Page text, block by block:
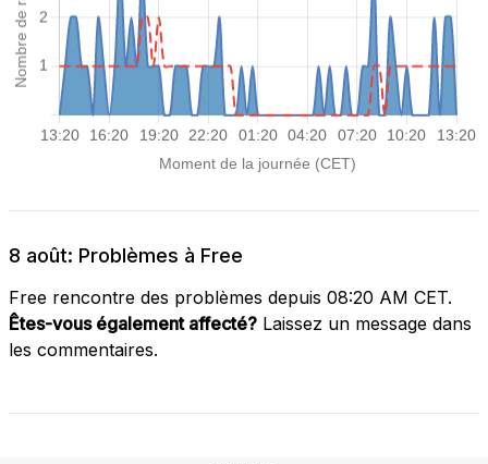
8 août: Problèmes à Free
Free rencontre des problèmes depuis 08:20 AM CET.
Êtes-vous également affecté? Laissez un message dans
les commentaires.